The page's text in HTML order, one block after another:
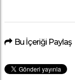
Bu İçeriği Paylaş